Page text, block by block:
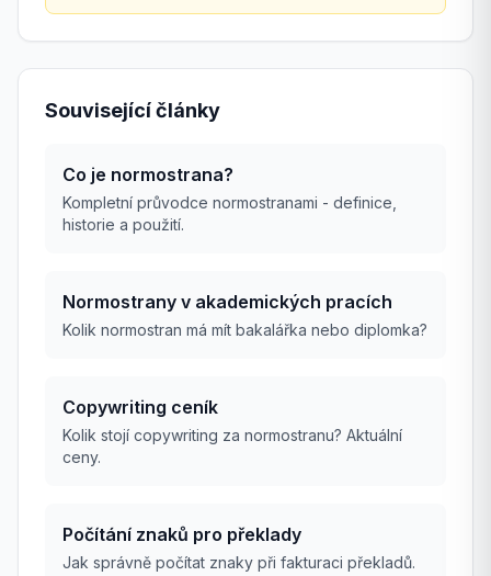
Související články
Co je normostrana?
Kompletní průvodce normostranami - definice,
historie a použití.
Normostrany v akademických pracích
Kolik normostran má mít bakalářka nebo diplomka?
Copywriting ceník
Kolik stojí copywriting za normostranu? Aktuální
ceny.
Počítání znaků pro překlady
Jak správně počítat znaky při fakturaci překladů.